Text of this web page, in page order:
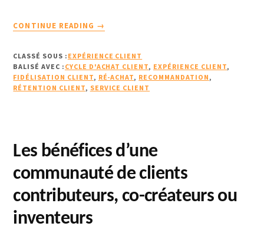
CONTINUE READING
ENTRE
FIDÉLITÉ
CLIENT
GRÂCE
À
UNE
ÉTUDE
→
CLASSÉ SOUS : EXPÉRIENCE CLIENT
BALISÉ AVEC : CYCLE D'ACHAT CLIENT, EXPÉRIENCE CLIENT,
FIDÉLISATION CLIENT, RÉ-ACHAT, RECOMMANDATION ,
RÉTENTION CLIENT, SERVICE CLIENT
Les bénéfices d’une
communauté de clients
contributeurs, co-créateurs ou
inventeurs